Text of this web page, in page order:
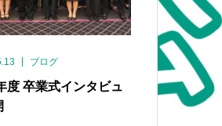
ブログ
度 卒業式インタビュ